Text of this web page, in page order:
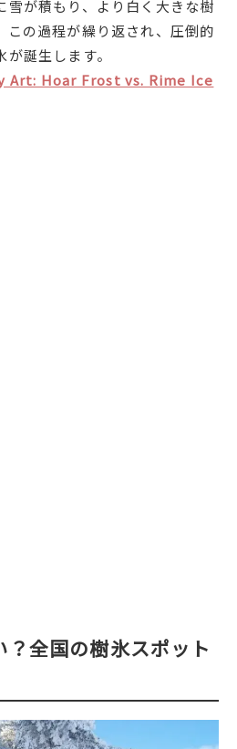
雪が積もり、より白く大きな樹
この過程が繰り返され、圧倒的
誕生します。
Art: Hoar Frost vs. Rime Ice
全国の樹氷スポット